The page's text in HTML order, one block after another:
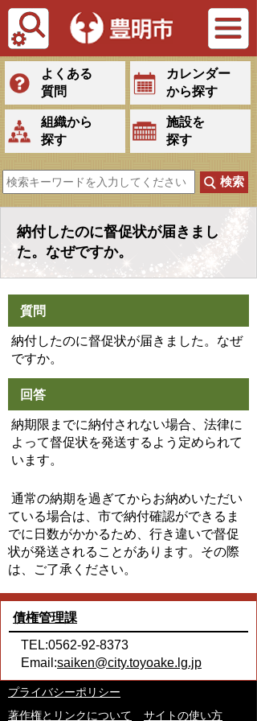
Tiếng Việt
よくある
質問
カレンダー
から探す
組織から
探す
施設を
探す
納付したのに督促状が届きまし
た。なぜですか。
質問
納付したのに督促状が届きました。なぜ
ですか。
回答
納期限までに納付されない場合、法律に
よって督促状を発送するよう定められて
います。
通常の納期を過ぎてからお納めいただい
ている場合は、市で納付確認ができるま
でに日数がかかるため、行き違いで督促
状が発送されることがあります。その際
は、ご了承ください。
債権管理課
TEL:0562-92-8373
Email:saiken@city.toyoake.lg.jp
プライバシーポリシー
著作権とリンクについて
サイトの使い方